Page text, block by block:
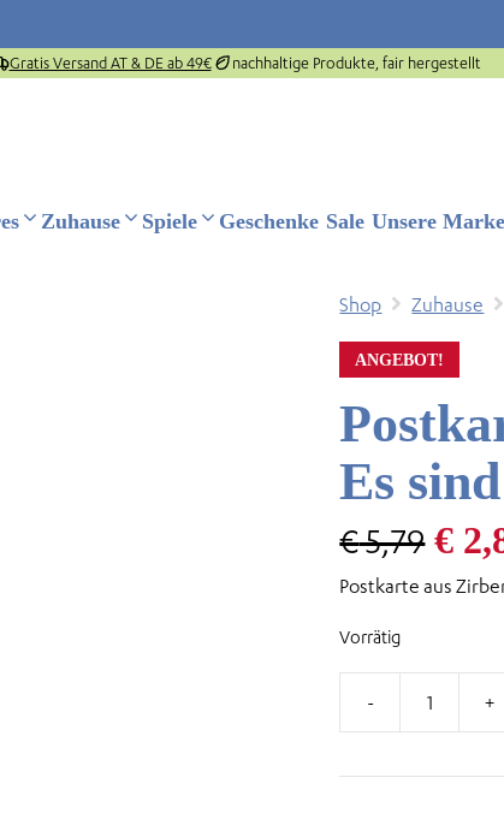
Gratis Versand AT & DE ab 49€ nachhaltige Produkte, fair hergestellt
Zuhause Spiele Geschenke Sale Unsere
Shop Zuhause
ANGEBOT!
Es
€5,79
€
€
Postkarte aus
Vorrätig
Zirbenholz